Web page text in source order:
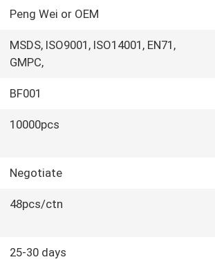
Peng Wei or OEM
MSDS, ISO9001, ISO14001, EN71,
GMPC,
BF001
10000pcs
Negotiate
48pcs/ctn
25-30 days